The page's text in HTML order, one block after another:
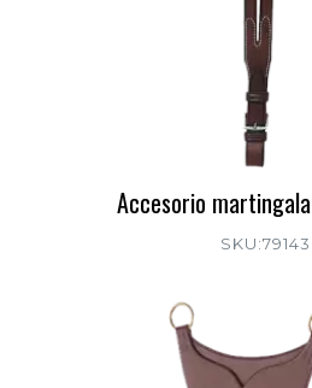
Accesorio
SKU:79143